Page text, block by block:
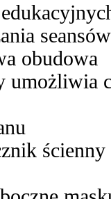
obudowa
umożliwia